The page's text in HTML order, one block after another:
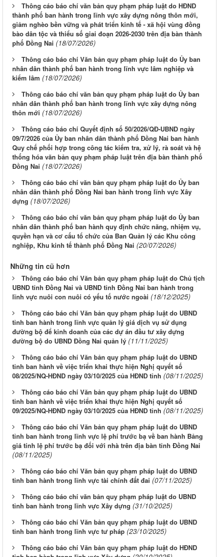
Thông cáo báo chí văn bản quy phạm pháp luật do HĐND
thành phố ban hành trong lĩnh vực xây dựng nông thôn mới,
giảm nghèo bền vững và phát triển kinh tế - xã hội vùng đồng
bào dân tộc và thiểu số giai đoạn 2026-2030 trên địa bàn thành
phố Đồng Nai (18/07/2026)
Thông cáo báo chí Văn bản quy phạm pháp luật do Ủy ban
nhân dân thành phố ban hành trong lĩnh vực lâm nghiệp và
kiểm lâm (18/07/2026)
Thông cáo báo chí văn bản quy phạm pháp luật do Ủy ban
nhân dân thành phố ban hành trong lĩnh vực xây dựng nông
thôn mới (18/07/2026)
Thông cáo báo chí Quyết định số 50/2026/QĐ-UBND ngày
09/7/2026 của Ủy ban nhân dân thành phố Đồng Nai ban hành
Quy chế phối hợp trong công tác kiểm tra, xử lý, rà soát và hệ
thống hóa văn bản quy phạm pháp luật trên địa bàn thành phố
Đồng Nai (18/07/2026)
Thông cáo báo chí văn bản quy phạm pháp luật do Ủy ban
nhân dân thành phố Đồng Nai ban hành trong lĩnh vực Xây
dựng (18/07/2026)
Thông cáo báo chí văn bản quy phạm pháp luật do Ủy ban
nhân dân thành phố ban hành quy định chức năng, nhiệm vụ,
quyền hạn và cơ cấu tổ chức của Ban Quản lý các Khu công
nghiệp, Khu kinh tế thành phố Đồng Nai (20/07/2026)
Những tin cũ hơn
Thông cáo báo chí Văn bản quy phạm pháp luật do Chủ tịch
UBND tỉnh Đồng Nai và UBND tỉnh Đồng Nai ban hành trong
lĩnh vực nuôi con nuôi có yếu tố nước ngoài (18/12/2025)
Thông cáo báo chí Văn bản quy phạm pháp luật do UBND
tỉnh ban hành trong lĩnh vực quản lý giá dịch vụ sử dụng
đường bộ để kinh doanh của các dự án đầu tư xây dựng
đường bộ do UBND Đồng Nai quản lý (11/11/2025)
Thông cáo báo chí Văn bản quy phạm pháp luật do UBND
tỉnh ban hành về việc triển khai thực hiện Nghị quyết số
08/2025/NQ-HĐND ngày 03/10/2025 của HĐND tỉnh (08/11/2025)
Thông cáo báo chí Văn bản quy phạm pháp luật do UBND
tỉnh ban hành về việc triển khai thực hiện Nghị quyết số
09/2025/NQ-HĐND ngày 03/10/2025 của HĐND tỉnh (08/11/2025)
Thông cáo báo chí Văn bản quy phạm pháp luật do UBND
tỉnh ban hành trong lĩnh vực lệ phí trước bạ về ban hành Bảng
giá tính lệ phí trước bạ đối với nhà trên địa bàn tỉnh Đồng Nai
(08/11/2025)
Thông cáo báo chí Văn bản quy phạm pháp luật do UBND
tỉnh ban hành trong lĩnh vực tài chính đất đai (07/11/2025)
Thông cáo báo chí văn bản quy phạm pháp luật do UBND
tỉnh ban hành trong lĩnh vực Xây dựng (31/10/2025)
Thông cáo báo chí Văn bản quy phạm pháp luật do UBND
tỉnh ban hành trong lĩnh vực tư pháp (23/10/2025)
Thông cáo báo chí Văn bản quy phạm pháp luật do HĐND